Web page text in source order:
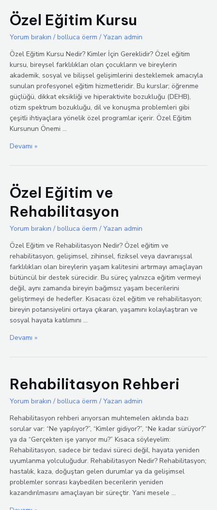
ve
Umut
Tacirliği
Özel Eğitim Kursu
Yorum bırakın / bolluca öerm / Yazan admin
Özel Eğitim Kursu Nedir? Kimler İçin Gereklidir? Özel eğitim
kursu, bireysel farklılıkları olan çocukların ve bireylerin
akademik, sosyal ve bilişsel gelişimlerini desteklemek amacıyla
sunulan profesyonel eğitim hizmetleridir. Bu kurslar; öğrenme
güçlüğü, dikkat eksikliği ve hiperaktivite bozukluğu (DEHB),
otizm spektrum bozukluğu, dil ve konuşma problemleri gibi
çeşitli ihtiyaçlara yönelik özel programlar içerir. Özel Eğitim
Kursunun Önemi …
Özel
Kursu
Devamı »
Özel Eğitim ve
Rehabilitasyon
Yorum bırakın / bolluca öerm / Yazan admin
Özel Eğitim ve Rehabilitasyon Nedir? Özel eğitim ve
rehabilitasyon, gelişimsel, zihinsel, fiziksel veya davranışsal
farklılıkları olan bireylerin yaşam kalitesini artırmayı amaçlayan
bütüncül bir destek sürecidir. Bu süreç yalnızca eğitim vermeyi
değil, aynı zamanda bireyin bağımsız yaşam becerilerini
geliştirmeyi de hedefler. Kısacası özel eğitim ve rehabilitasyon;
bireyin potansiyelini ortaya çıkaran, yaşamını kolaylaştıran ve
sosyal hayata katılımını …
Özel
ve
Devamı »
Rehabilitasyon Rehberi
Yorum bırakın / bolluca öerm / Yazan admin
Rehabilitasyon rehberi arıyorsan muhtemelen aklında bazı
sorular var: “Ne yapılıyor?”, “Kimler gidiyor?”, “Ne kadar sürüyor?”
ya da “Gerçekten işe yarıyor mu?” Kısaca söyleyelim:
Rehabilitasyon, sadece bir tedavi süreci değil, hayata yeniden
uyumlanma yolculuğudur. Rehabilitasyon Nedir? Rehabilitasyon;
hastalık, kaza, doğuştan gelen durumlar ya da gelişimsel
problemler sonrası kaybedilen becerilerin yeniden
kazandırılmasını amaçlayan bir süreçtir. Yani mesele …